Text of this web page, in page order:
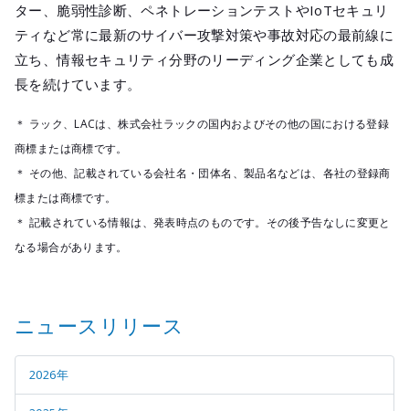
ター、脆弱性診断、ペネトレーションテストやIoTセキュリ
ティなど常に最新のサイバー攻撃対策や事故対応の最前線に
立ち、情報セキュリティ分野のリーディング企業としても成
長を続けています。
＊ ラック、LACは、株式会社ラックの国内およびその他の国における登録
商標または商標です。
＊ その他、記載されている会社名・団体名、製品名などは、各社の登録商
標または商標です。
＊ 記載されている情報は、発表時点のものです。その後予告なしに変更と
なる場合があります。
ニュースリリース
2026年